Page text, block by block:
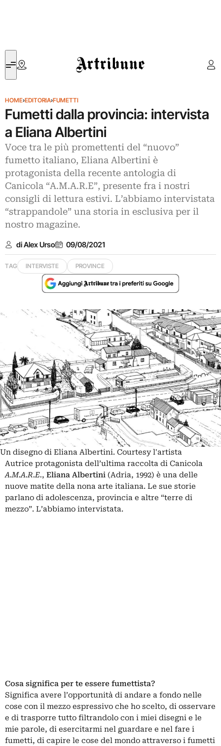
Artribune
HOME›EDITORIA›FUMETTI
Fumetti dalla provincia: intervista
a Eliana Albertini
Voce tra le più promettenti del “nuovo”
fumetto italiano, Eliana Albertini è
protagonista della recente antologia di
Canicola “A.M.A.R.E”, presente fra i nostri
consigli di lettura estivi. L’abbiamo intervistata
“strappandole” una storia in esclusiva per il
nostro magazine.
di Alex Urso 09/08/2021
TAG INTERVISTE PROVINCE
Un disegno di Eliana Albertini. Courtesy l'artista
Autrice protagonista dell’ultima raccolta di Canicola
A.M.A.R.E., Eliana Albertini (Adria, 1992) è una delle
nuove matite della nona arte italiana. Le sue storie
parlano di adolescenza, provincia e altre “terre di
mezzo”. L’abbiamo intervistata.
Cosa significa per te essere fumettista?
Significa avere l’opportunità di andare a fondo nelle
cose con il mezzo espressivo che ho scelto, di osservare
e di trasporre tutto filtrandolo con i miei disegni e le
mie parole, di esercitarmi nel guardare e nel fare i
fumetti, di capire le cose del mondo attraverso i fumetti